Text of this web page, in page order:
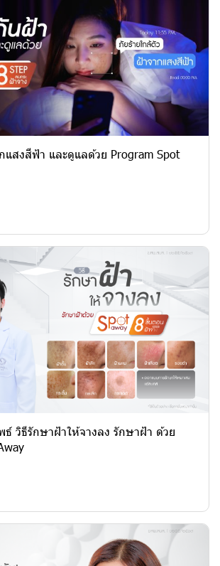
แสงสีฟ้า และดูแลด้วย Program Spot
วิธีรักษาฝ้าให้จางลง รักษาฝ้า ด้วย